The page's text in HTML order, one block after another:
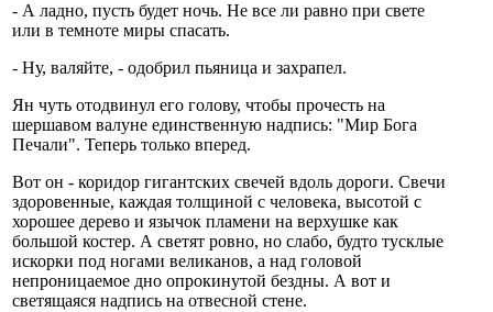
- А ладно, пусть будет ночь. Не все ли равно при свете
или в темноте миры спасать.
- Ну, валяйте, - одобрил пьяница и захрапел.
Ян чуть отодвинул его голову, чтобы прочесть на
шершавом валуне единственную надпись: "Мир Бога
Печали". Теперь только вперед.
Вот он - коридор гигантских свечей вдоль дороги. Свечи
здоровенные, каждая толщиной с человека, высотой с
хорошее дерево и язычок пламени на верхушке как
большой костер. А светят ровно, но слабо, будто тусклые
искорки под ногами великанов, а над головой
непроницаемое дно опрокинутой бездны. А вот и
светящаяся надпись на отвесной стене.